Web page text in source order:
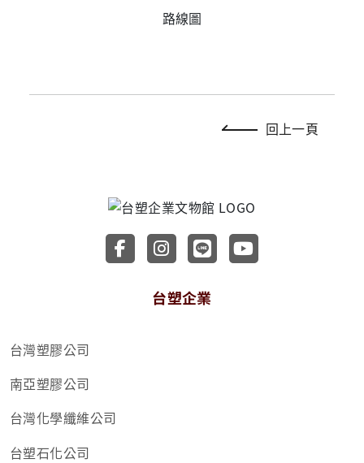
路線圖
回上一頁
前往台塑企業文物館
前往台塑企業文物館
前往台塑企業文物
前往台塑企
台塑企業
台灣塑膠公司
南亞塑膠公司
台灣化學纖維公司
台塑石化公司